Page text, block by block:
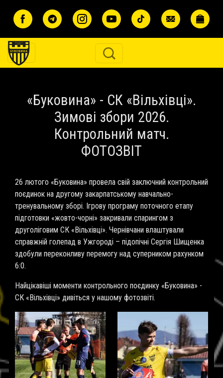
«Буковина» - СК «Вільхівці».
Зимові збори 2026.
Контрольний матч.
ФОТОЗВІТ
26 лютого «Буковина» провела свій заключний контрольний
поєдинок на другому закарпатському навчально-
тренувальному зборі. Ігрову програму поточного етапу
підготовки «жовто-чорні» закривали спарингом з
друголіговим СК «Вільхівці». Чернівчани влаштували
справжній голепад в Ужгороді – підопічні Сергія Шищенка
здобули переконливу перемогу над суперником рахунком
6:0.
Найцікавіші моменти контрольного поєдинку «Буковина» -
СК «Вільхівці» дивіться у нашому фотозвіті.